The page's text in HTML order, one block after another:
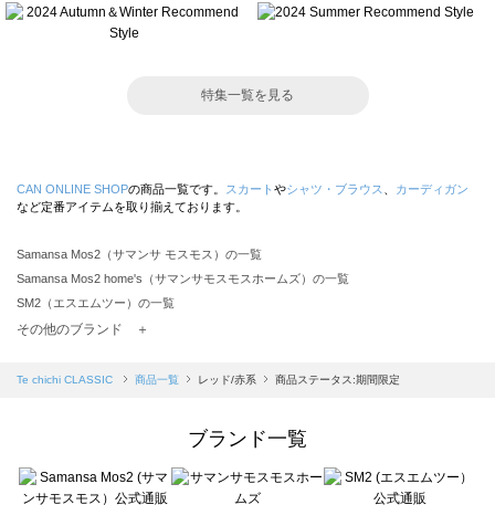
特集一覧を見る
CAN ONLINE SHOPの商品一覧です。 スカート やシャツ・ブラウス
カーディガン
など定番アイテムを取り揃えております。
Samansa Mos2（サマンサ モスモス）の一覧
Samansa Mos2 home's（サマンサモスモスホームズ）の一覧
SM2（エスエムツー）の一覧
TSUHARU by Samansa Mos2（ツハルバイサマンサモスモス）の一覧
Samansa Mos2 blue（サマンサモスモス ブルー）の一覧
Te chichi（テチチ）の一覧
Te chichi CLASSIC（テチチ クラシック）の一覧
その他のブランド ＋
Te chichi CLASSIC 商品一覧 レッド/赤系 商品ステータス:期間限定
ブランド一覧